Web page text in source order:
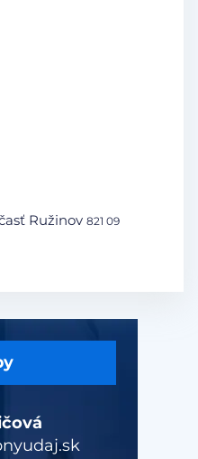
Ružinov 821 09